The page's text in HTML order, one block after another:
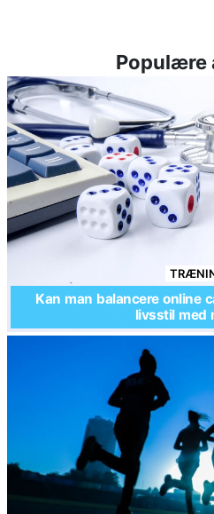
Populære
Kan man balancere online
livsstil med